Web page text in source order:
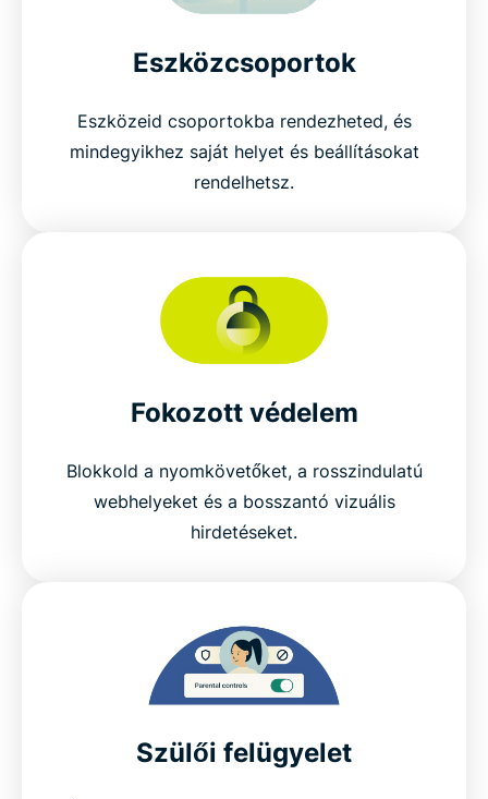
Eszközcsoportok
Eszközeid csoportokba rendezheted, és
mindegyikhez saját helyet és beállításokat
rendelhetsz.
Fokozott védelem
Blokkold a nyomkövetőket, a rosszindulatú
webhelyeket és a bosszantó vizuális
hirdetéseket.
Szülői felügyelet